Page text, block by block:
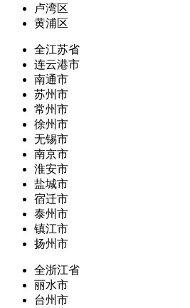
卢湾区
黄浦区
全江苏省
连云港市
南通市
苏州市
常州市
徐州市
无锡市
南京市
淮安市
盐城市
宿迁市
泰州市
镇江市
扬州市
全浙江省
丽水市
台州市